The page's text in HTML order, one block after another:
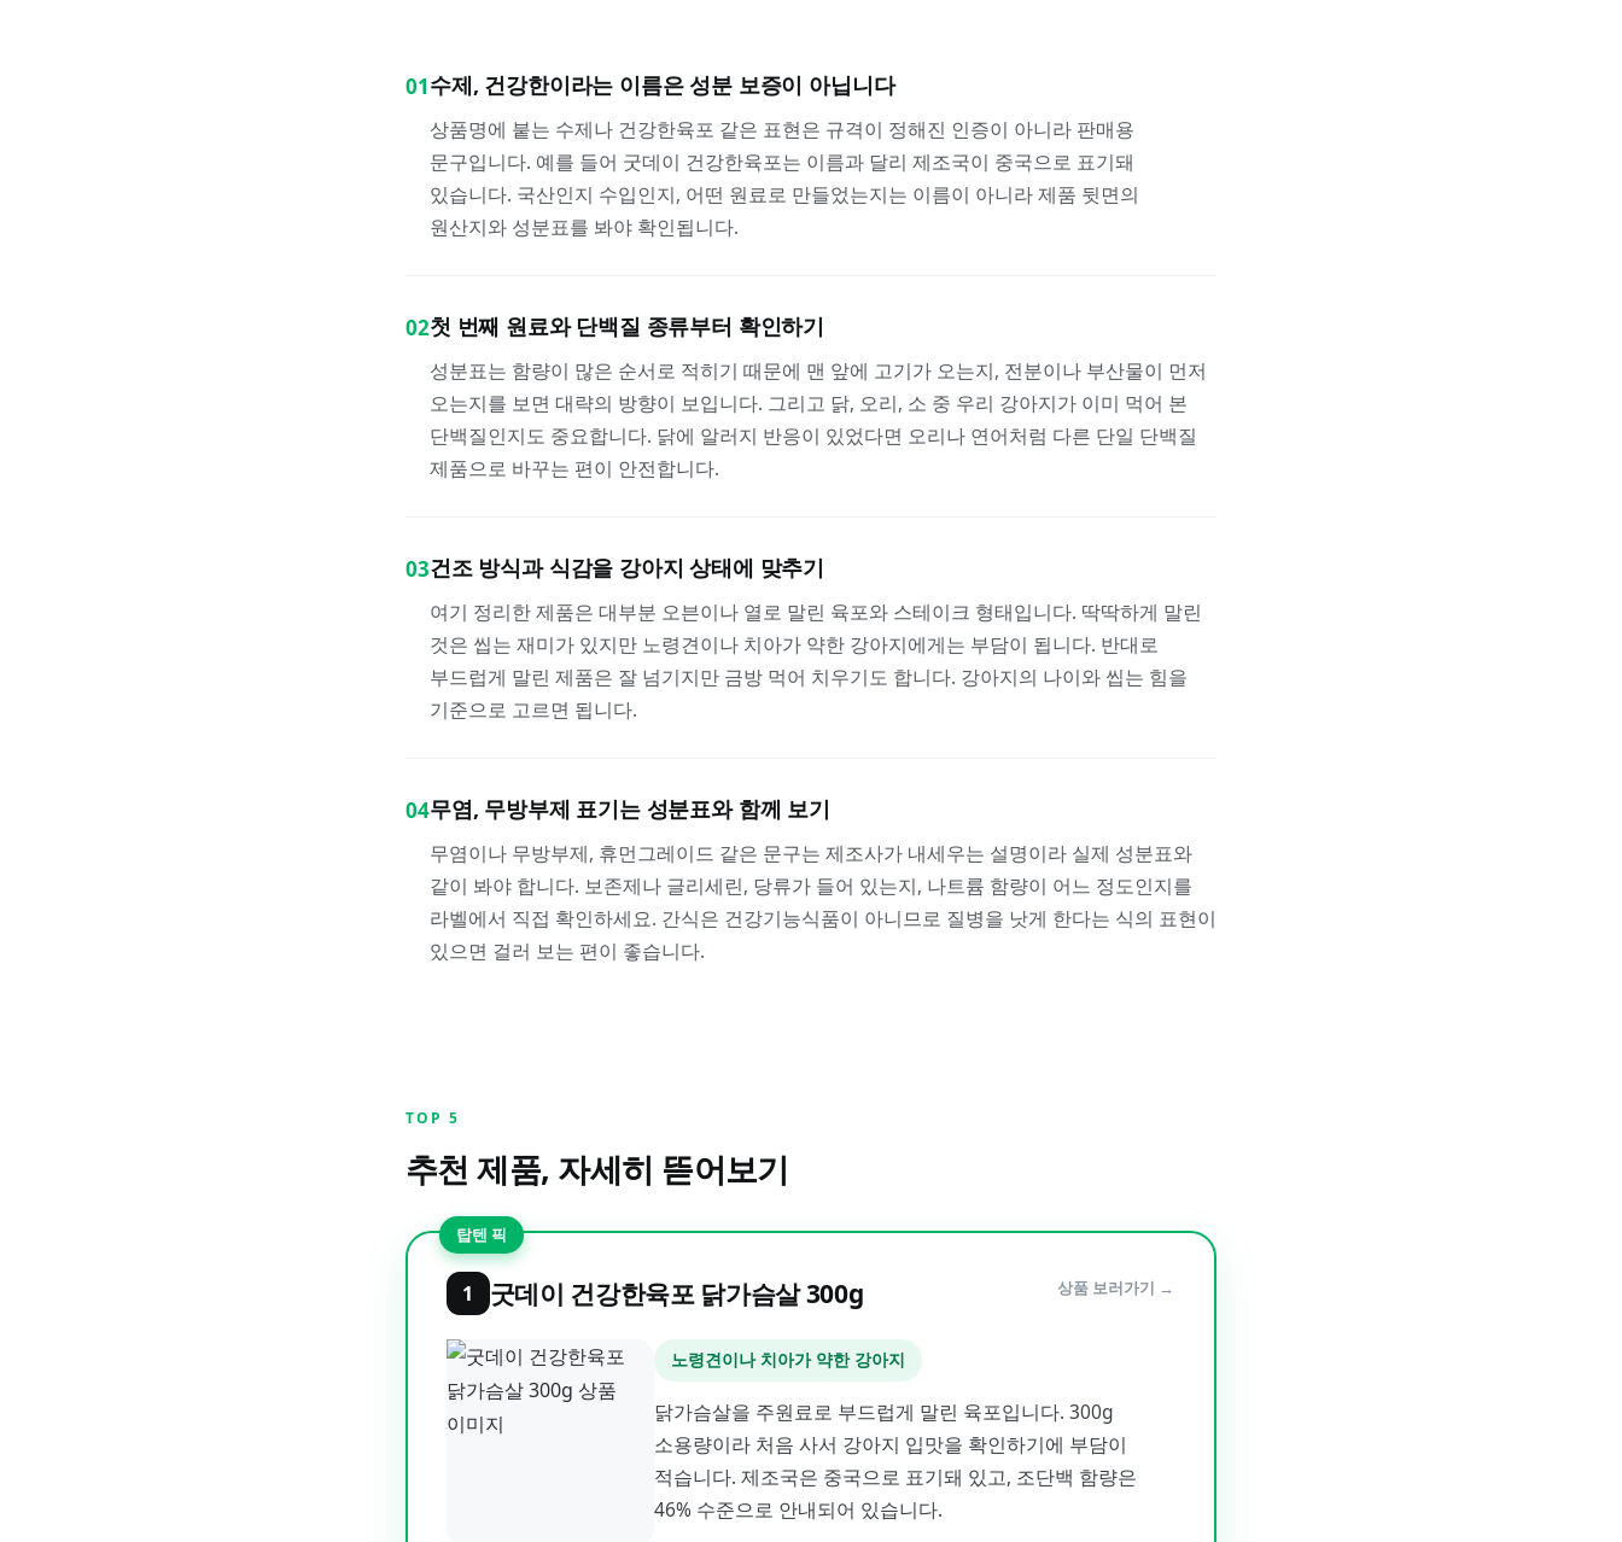
01수제, 건강한이라는 이름은 성분 보증이 아닙니다
상품명에 붙는 수제나 건강한육포 같은 표현은 규격이 정해진 인증이 아니라 판매용
문구입니다. 예를 들어 굿데이 건강한육포는 이름과 달리 제조국이 중국으로 표기돼
있습니다. 국산인지 수입인지, 어떤 원료로 만들었는지는 이름이 아니라 제품 뒷면의
원산지와 성분표를 봐야 확인됩니다.
02첫 번째 원료와 단백질 종류부터 확인하기
성분표는 함량이 많은 순서로 적히기 때문에 맨 앞에 고기가 오는지, 전분이나 부산물이 먼저
오는지를 보면 대략의 방향이 보입니다. 그리고 닭, 오리, 소 중 우리 강아지가 이미 먹어 본
단백질인지도 중요합니다. 닭에 알러지 반응이 있었다면 오리나 연어처럼 다른 단일 단백질
제품으로 바꾸는 편이 안전합니다.
03건조 방식과 식감을 강아지 상태에 맞추기
여기 정리한 제품은 대부분 오븐이나 열로 말린 육포와 스테이크 형태입니다. 딱딱하게 말린
것은 씹는 재미가 있지만 노령견이나 치아가 약한 강아지에게는 부담이 됩니다. 반대로
부드럽게 말린 제품은 잘 넘기지만 금방 먹어 치우기도 합니다. 강아지의 나이와 씹는 힘을
기준으로 고르면 됩니다.
04무염, 무방부제 표기는 성분표와 함께 보기
무염이나 무방부제, 휴먼그레이드 같은 문구는 제조사가 내세우는 설명이라 실제 성분표와
같이 봐야 합니다. 보존제나 글리세린, 당류가 들어 있는지, 나트륨 함량이 어느 정도인지를
라벨에서 직접 확인하세요. 간식은 건강기능식품이 아니므로 질병을 낫게 한다는 식의 표현이
있으면 걸러 보는 편이 좋습니다.
TOP 5
추천 제품, 자세히 뜯어보기
탑텐 픽
1 굿데이 건강한육포 닭가슴살 300g 상품 보러가기 →
노령견이나 치아가 약한 강아지
닭가슴살을 주원료로 부드럽게 말린 육포입니다. 300g
소용량이라 처음 사서 강아지 입맛을 확인하기에 부담이
적습니다. 제조국은 중국으로 표기돼 있고, 조단백 함량은
46% 수준으로 안내되어 있습니다.